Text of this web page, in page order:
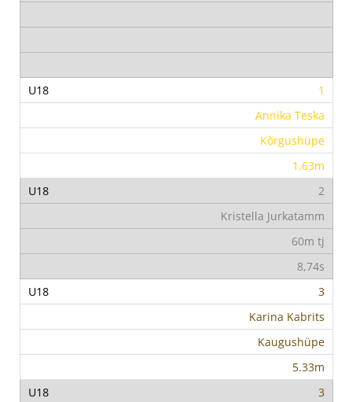
1
Annika Teska
Kõrgushüpe
1.63m
2
Kristella Jurkatamm
60m tj
8,74s
3
Karina Kabrits
Kaugushüpe
5.33m
3